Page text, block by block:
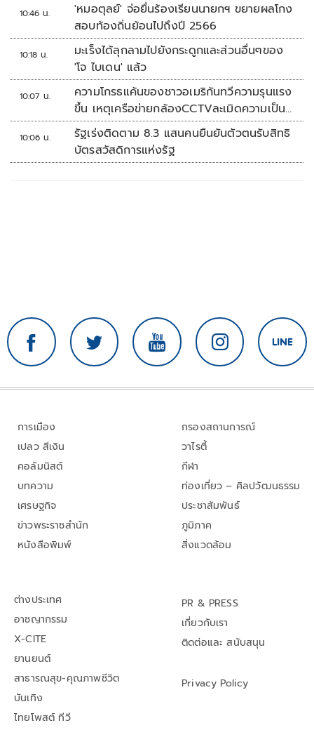
10:46 น.
'หมอตุลย์' จ่อยื่นร้องเรียนนายกฯ ขยายผลโกง
สอบท้องถิ่นย้อนไปถึงปี 2566
10:18 น.
มะเร็งได้ลุกลามไปยังกระดูกและส่วนอื่นๆของ
'โจ ไบเดน' แล้ว
10:07 น.
ความโกรธแค้นของชาวอเมริกันทวีความรุนแรง
ขึ้น เหตุเครือข่ายกล้องCCTVละเมิดความเป็น
ส่วนตัว
10:06 น.
รัฐเร่งติดตาม 8.3 แสนคนยืนยันตัวตนรับสิทธิ
บัตรสวัสดิการแห่งรัฐ
การเมือง
เปลว สีเงิน
คอลัมนิสต์
บทความ
เศรษฐกิจ
ข่าวพระราชสำนัก
หนังสือพิมพ์
กรองสถานการณ์
วาไรตี้
กีฬา
ท่องเที่ยว – ศิลปวัฒนธรรม
ประชาสัมพันธ์
ภูมิภาค
สิ่งแวดล้อม
ต่างประเทศ
อาชญากรรม
X-CITE
ยานยนต์
สาธารณสุข-คุณภาพชีวิต
บันเทิง
ไทยโพสต์ ทีวี
PR & PRESS
เกี่ยวกับเรา
ติดต่อและ สนับสนุน
Privacy Policy